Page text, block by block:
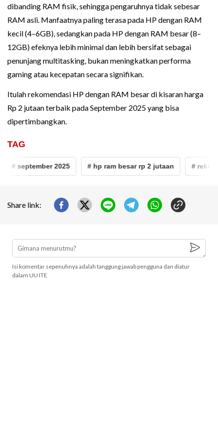
dibanding RAM fisik, sehingga pengaruhnya tidak sebesar
RAM asli. Manfaatnya paling terasa pada HP dengan RAM
kecil (4–6GB), sedangkan pada HP dengan RAM besar (8–
12GB) efeknya lebih minimal dan lebih bersifat sebagai
penunjang multitasking, bukan meningkatkan performa
gaming atau kecepatan secara signifikan.
Itulah rekomendasi HP dengan RAM besar di kisaran harga
Rp 2 jutaan terbaik pada September 2025 yang bisa
dipertimbangkan.
TAG
# september 2025 # hp ram besar rp 2 jutaan #
Share link:
Isi komentar sepenuhnya adalah tanggung jawab pengguna dan diatur
dalam UU ITE